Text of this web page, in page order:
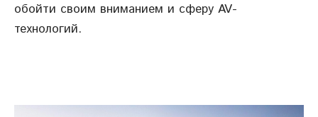
обойти своим вниманием и сферу AV-
технологий.